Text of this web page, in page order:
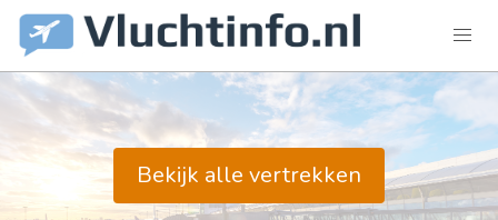
Bekijk alle vertrekken